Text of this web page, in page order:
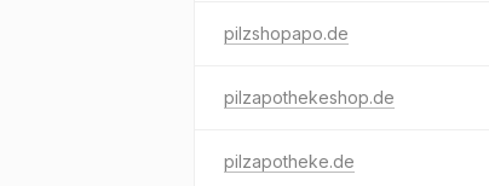
pilzshopapo.de
pilzapothekeshop.de
pilzapotheke.de